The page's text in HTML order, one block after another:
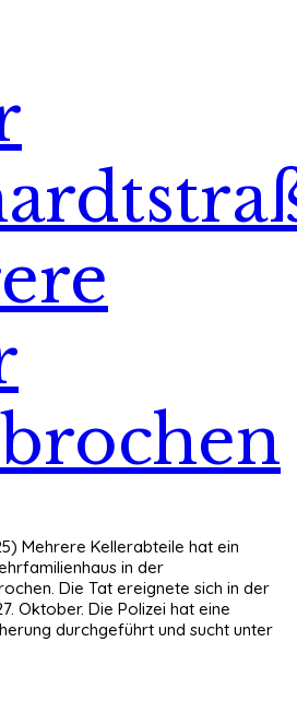
Mehrere Kellerabteile hat ein
in der
Die Tat ereignete sich in der
Oktober. Die Polizei hat eine
durchgeführt und sucht unter